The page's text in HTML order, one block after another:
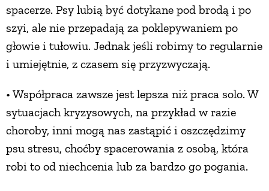
spacerze. Psy lubią być dotykane pod brodą i po
szyi, ale nie przepadają za poklepywaniem po
głowie i tułowiu. Jednak jeśli robimy to regularnie
i umiejętnie, z czasem się przyzwyczają.
• Współpraca zawsze jest lepsza niż praca solo. W
sytuacjach kryzysowych, na przykład w razie
choroby, inni mogą nas zastąpić i oszczędzimy
psu stresu, choćby spacerowania z osobą, która
robi to od niechcenia lub za bardzo go pogania.
PRZYSTAWKI
ZUPY
DANIA GŁÓWNE
CIASTA I DESERY
DODATKI